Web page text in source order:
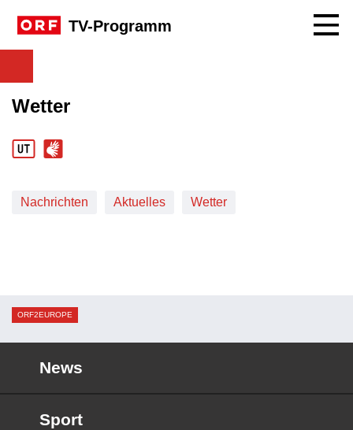
TV-Programm
Wetter
Nachrichten Aktuelles Wetter
ORF2EUROPE
News
Sport